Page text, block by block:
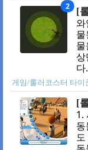
2
[
와
상
을
줌
치
게임/롤러코스터 타이
1.